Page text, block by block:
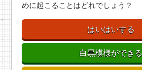
めに起こることはどれでしょう？
はいはいする
白黒模様ができる